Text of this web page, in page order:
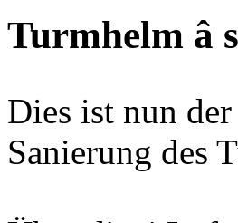
Turmhelm
Dies ist nun
Sanierung des